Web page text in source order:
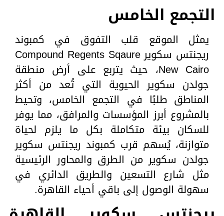
التجمع الخامس
يمثل الموقع قلب التفوق في كمبوند
ريجنتس سكوير Compound Regents Sqaure
New Cairo، حيث يتربع على أرض منطقة
جولدن سكوير الحيوية التي تُعد من أكثر
المناطق طلبًا في التجمع الخامس، وتحيط
بالمشروع أبرز المؤسسات والمرافق، مما يوفر
للسكان بيئة متكاملة بكل ما يلزم لحياة
متوازنة، يُسهم قرب كمبوند ريجنتس سكوير
جولدن سكوير من الطرق والمحاور الرئيسية
مثل شارع التسعين والطريق الدائري في
سهولة الوصول إلى باقي أحياء القاهرة.